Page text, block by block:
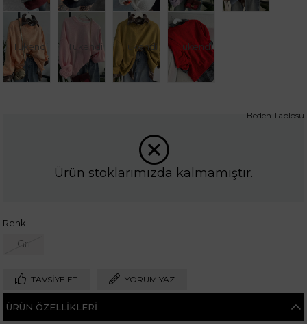
Tükendi Tükendi Tükendi Tükendi
Ürün stoklarımızda kalmamıştır.
Renk
Gri
Beden Tablosu
TAVSIYE ET YORUM YAZ
ÜRÜN ÖZELLIKLERI